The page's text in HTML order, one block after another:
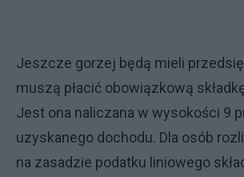
Jeszcze gorzej będą mieli
muszą płacić obowiązkową
Jest ona naliczana w wysokości 9
uzyskanego dochodu. Dla osób
na zasadzie podatku liniowego